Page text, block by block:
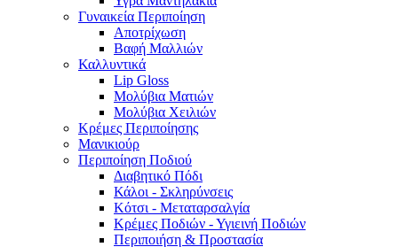
Γυναικεία Περιποίηση
Αποτρίχωση
Βαφή Μαλλιών
Καλλυντικά
Lip Gloss
Μολύβια Ματιών
Μολύβια Χειλιών
Κρέμες Περιποίησης
Μανικιούρ
Περιποίηση Ποδιού
Διαβητικό Πόδι
Κάλοι - Σκληρύνσεις
Κότσι - Μεταταρσαλγία
Κρέμες Ποδιών - Υγιεινή Ποδιών
Περιποιήση & Προστασία